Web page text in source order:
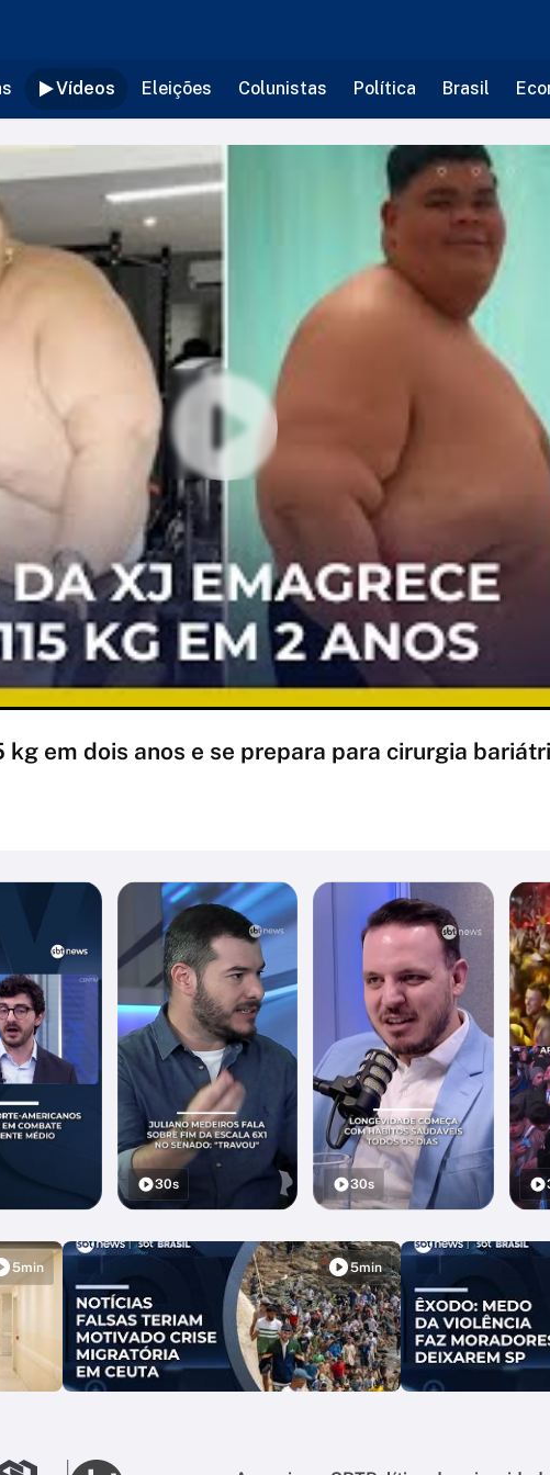
Vídeos Eleições Colunistas Política Brasil
kg em dois anos e se prepara para cirurgia
30s 30s
5min 5min